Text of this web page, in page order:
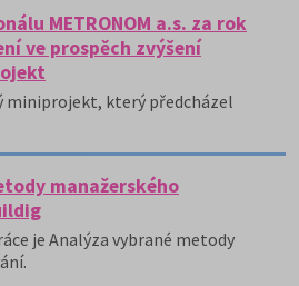
METRONOM a.s. za rok
ve prospěch zvýšení
miniprojekt, který předcházel
manažerského
je Analýza vybrané metody